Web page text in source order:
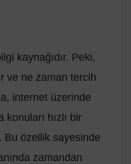
kaynağıdır. Peki,
ve ne zaman tercih
internet üzerinde
konuları hızlı bir
Bu özellik sayesinde
zamandan